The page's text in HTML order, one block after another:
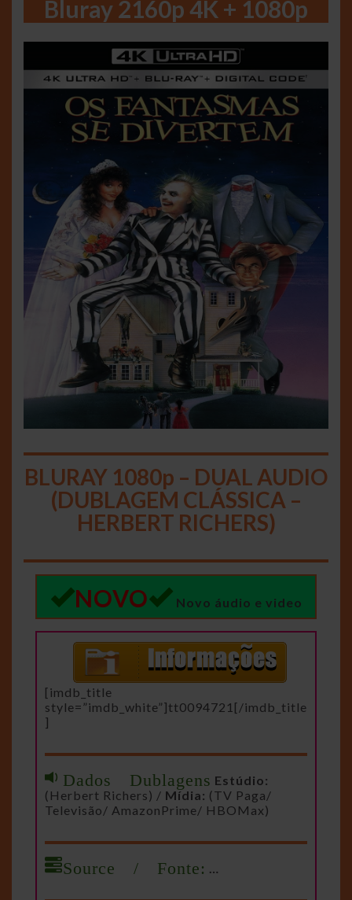
Bluray 2160p 4K + 1080p
BLURAY 1080p – DUAL AUDIO
(DUBLAGEM CLÁSSICA –
HERBERT RICHERS)
NOVO Novo áudio e video
[imdb_title
style=”imdb_white”]tt0094721[/imdb_title
]
Dados Dublagens Estúdio:
(Herbert Richers) / Mídia: (TV Paga/
Televisão/ AmazonPrime/ HBOMax)
Source / Fonte: